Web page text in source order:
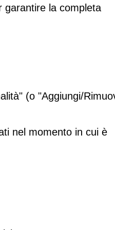
garantire la completa
(o "Aggiungi/
nel momento in cui è